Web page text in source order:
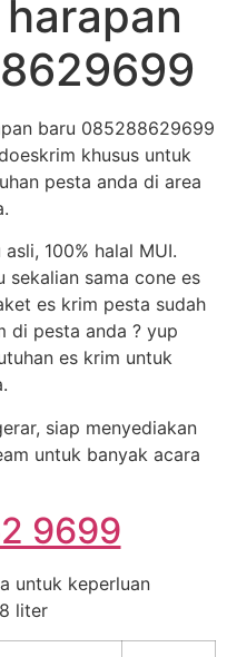
baru 085288629699
khusus untuk
pesta anda di area
100% halal MUI.
sekalian sama cone es
es krim pesta sudah
di pesta anda ? yup
es krim untuk
siap menyediakan
untuk banyak acara
9699
untuk keperluan
liter